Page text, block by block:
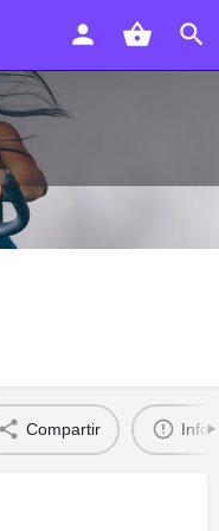
Compartir